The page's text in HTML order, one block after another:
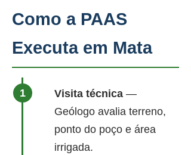
Como a PAAS
Executa em Mata
Visita técnica —
Geólogo avalia terreno,
ponto do poço e área
irrigada.